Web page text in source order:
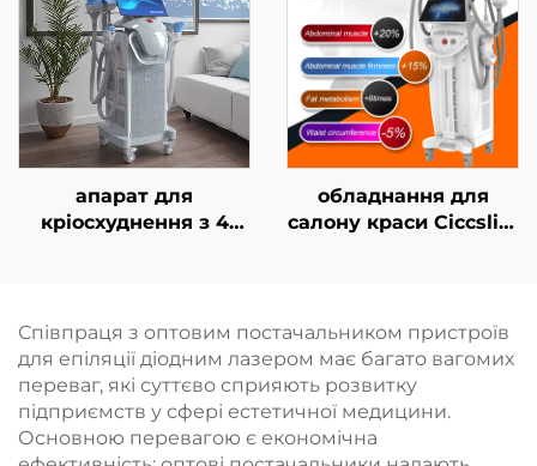
та потужністю 600 Вт,
1200 Вт, 1800 Вт, 3000
Вт; діодний лазер з
довжинами хвиль 755
нм, 808 нм, 940 нм,
1064 нм
апарат для
кріосхуднення з 4
охолодження на 360°,
кріотерапія для
зниження ваги та
косметичних
процедур
обладнання для
салону краси Ciccslim
ручки
Співпраця з оптовим постачальником пристроїв
для епіляції діодним лазером має багато вагомих
переваг, які суттєво сприяють розвитку
підприємств у сфері естетичної медицини.
Основною перевагою є економічна